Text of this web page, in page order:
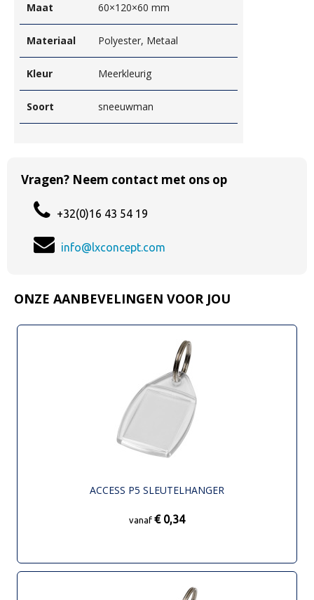
Maat 60×120×60 mm
Materiaal Polyester, Metaal
Kleur Meerkleurig
Soort sneeuwman
Vragen? Neem contact met ons op
+32(0)16 43 54 19
info@lxconcept.com
ONZE AANBEVELINGEN VOOR JOU
ACCESS P5 SLEUTELHANGER
vanaf € 0,34